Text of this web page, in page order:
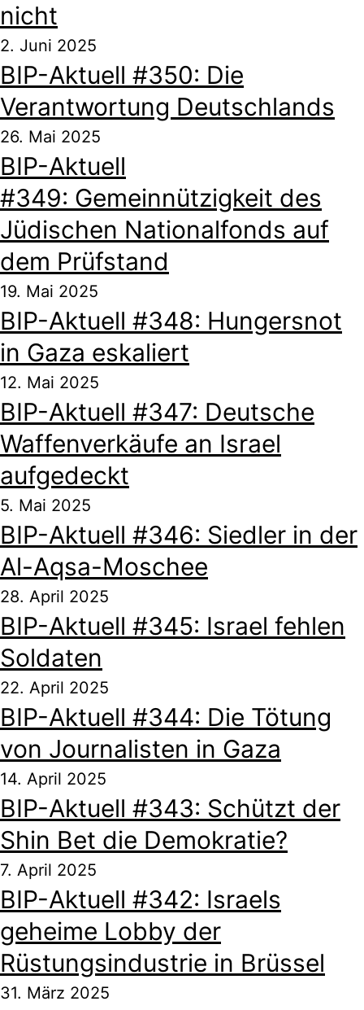
nicht
2. Juni 2025
BIP-Aktuell #350: Die
Verantwortung Deutschlands
26. Mai 2025
BIP-Aktuell
#349: Gemeinnützigkeit des
Jüdischen Nationalfonds auf
dem Prüfstand
19. Mai 2025
BIP-Aktuell #348: Hungersnot
in Gaza eskaliert
12. Mai 2025
BIP-Aktuell #347: Deutsche
Waffenverkäufe an Israel
aufgedeckt
5. Mai 2025
BIP-Aktuell #346: Siedler in der
Al-Aqsa-Moschee
28. April 2025
BIP-Aktuell #345: Israel fehlen
Soldaten
22. April 2025
BIP-Aktuell #344: Die Tötung
von Journalisten in Gaza
14. April 2025
BIP-Aktuell #343: Schützt der
Shin Bet die Demokratie?
7. April 2025
BIP-Aktuell #342: Israels
geheime Lobby der
Rüstungsindustrie in Brüssel
31. März 2025